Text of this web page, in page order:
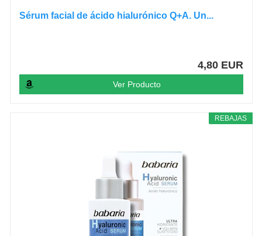
Sérum facial de ácido hialurónico Q+A. Un...
4,80 EUR
Ver Producto
REBAJAS